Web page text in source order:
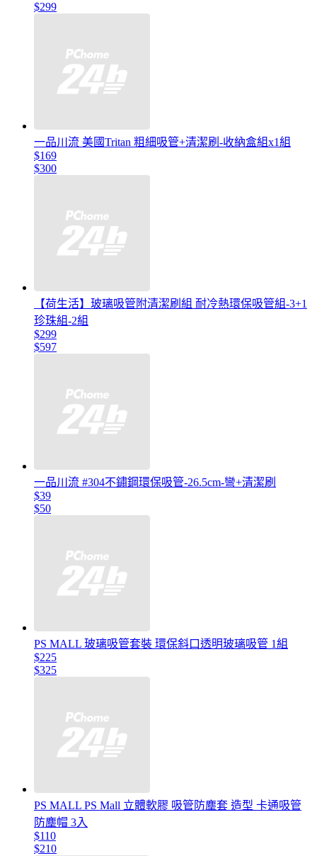
$299
一品川流 美國Tritan 粗細吸管+清潔刷-收納盒組x1組
$169
$300
【荷生活】玻璃吸管附清潔刷組 耐冷熱環保吸管組-3+1
珍珠組-2組
$299
$597
一品川流 #304不鏽鋼環保吸管-26.5cm-彎+清潔刷
$39
$50
PS MALL 玻璃吸管套裝 環保斜口透明玻璃吸管 1組
$225
$325
PS MALL PS Mall 立體軟膠 吸管防塵套 造型 卡通吸管
防塵帽 3入
$110
$210